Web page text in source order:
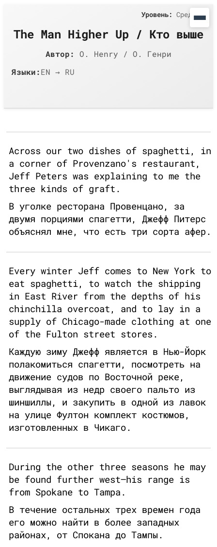
The Man Higher Up / Кто выше
Автор:
O. Henry / О. Генри
Языки:EN → RU
Уровень: Средний
Across our two dishes of spaghetti, in
a corner of Provenzano's restaurant,
Jeff Peters was explaining to me the
three kinds of graft.
В уголке ресторана Провенцано, за
двумя порциями спагетти, Джефф Питерс
объяснял мне, что есть три сорта афер.
Every winter Jeff comes to New York to
eat spaghetti, to watch the shipping
in East River from the depths of his
chinchilla overcoat, and to lay in a
supply of Chicago-made clothing at one
of the Fulton street stores.
Каждую зиму Джефф является в Нью-Йорк
полакомиться спагетти, посмотреть на
движение судов по Восточной реке,
выглядывая из недр своего пальто из
шиншиллы, и закупить в одной из лавок
на улице Фултон комплект костюмов,
изготовленных в Чикаго.
During the other three seasons he may
be found further west—his range is
from Spokane to Tampa.
В течение остальных трех времен года
его можно найти в более западных
районах, от Спокана до Тампы.